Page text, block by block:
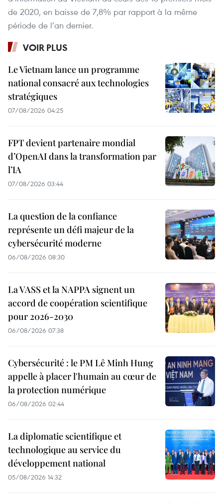
de 2020, en baisse de 7,8% par rapport à la même
période de l’an dernier.
VOIR PLUS
Le Vietnam lance un programme
national consacré aux technologies
stratégiques
07/08/2026 04:25
FPT devient partenaire mondial
d’OpenAI dans la transformation par
l’IA
07/08/2026 03:44
La question de la confiance
représente un défi majeur de la
cybersécurité moderne
06/08/2026 08:30
La VASS et la NAPPA signent un
accord de coopération scientifique
pour 2026-2030
06/08/2026 07:38
Cybersécurité : le PM Lê Minh Hung
appelle à placer l'humain au cœur de
la protection numérique
06/08/2026 02:44
La diplomatie scientifique et
technologique au service du
développement national
05/08/2026 14:32